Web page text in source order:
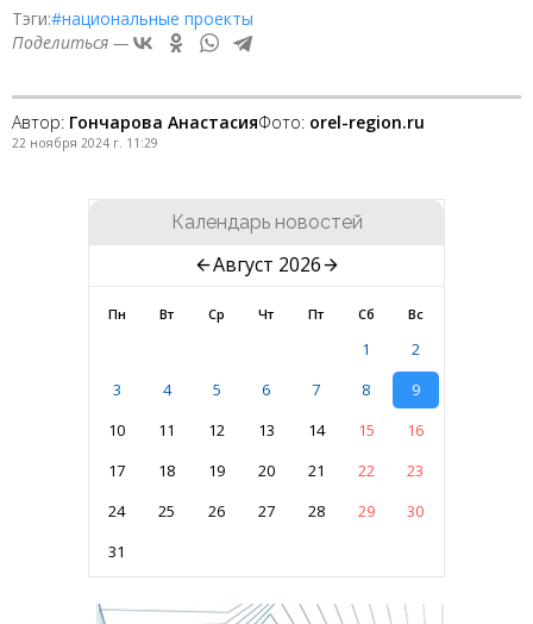
Тэги:#национальные проекты
Поделиться —
Автор: Гончарова АнастасияФото: orel-region.ru
22 ноября 2024 г. 11:29
Календарь новостей
Август 2026
Пн Вт Ср Чт Пт Сб Вс
1
2
3
4 5 6 7 8
9
10
11 12 13 14 15
16
17
18 19 20 21 22
23
24
25 26 27 28 29
30
31